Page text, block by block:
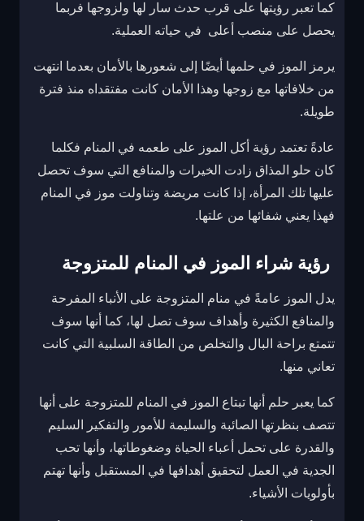
كما تعبر رؤيتها على قرب حدث سار لها ولزوجها فربما
يحصل على منصب أعلى في حياته العملية.
يرمز الموز في حلمها أيضًا إلى شعورها بالأمان بعدما انتهت
من خلافاتها مع زوجها وهذا الأمان كانت مفتقداه منذ فترة
طويلة.
عادةً تعتمد رؤية أكل الموز على طعمه في المنام فكلما
كان حلو المذاق زادت الخيرات والمنافع التي سوف تحصل
عليها تلك المرأة، إذا كانت مريضة وتناولت موز في المنام
فهذا يعني شفائها من علتها.
رؤية شراء الموز في المنام للمتزوجة
يدل الموز عامةً في منام المتزوجة على الأنباء المفرحة
والمنافع الكثيرة وأهداف سوف تصل لها، كما أنها سوف
تتمتع براحة البال والتخلص من الطاقة السلبية التي كانت
تعاني منها.
كما يعبر حلم أنها تبتاع الموز في المنام للمتزوجة على أنها
تتصف بنظرتها الصائبة والسليمة للأمور والتفكير السليم
والقدرة على تحمل أعباء الحياة وضغوطاتها، وأنها تحب
الجدية في العمل لتحقيق أهدافها في المستقبل وأنها تهتم
بأولويات الأشياء.